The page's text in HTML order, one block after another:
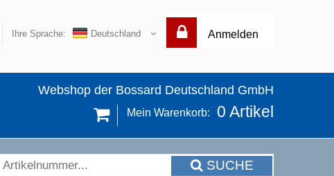
Anmelden
Ihre Sprache: Deutschland
Webshop der Bossard Deutschland GmbH
Mein Warenkorb: 0 Artikel
SUCHE